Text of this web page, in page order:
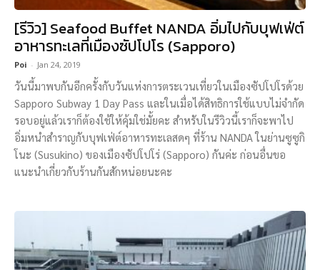
[รีวิว] Seafood Buffet NANDA อิ่มไปกับบุฟเฟ่ต์
อาหารทะเลที่เมืองซัปโปโร (Sapporo)
Poi - Jan 24, 2019
วันนี้มาพบกันอีกครั้งกับวันแห่งการตระเวนเที่ยวในเมืองซัปโปโรด้วย
Sapporo Subway 1 Day Pass และในเมื่อได้สิทธิการใช้แบบไม่จำกัด
รอบอยู่แล้วเราก็ต้องใช้ให้คุ้มใช่มั้ยคะ สำหรับในรีวิวนี้เราก็จะพาไป
อิ่มหนำสำราญกับบุฟเฟ่ต์อาหารทะเลสดๆ ที่ร้าน NANDA ในย่านซูซูกิ
โนะ (Susukino) ของเมืองซัปโปโร่ (Sapporo) กันค่ะ ก่อนอื่นขอ
แนะนำเกี่ยวกับร้านกันสักหน่อยนะคะ